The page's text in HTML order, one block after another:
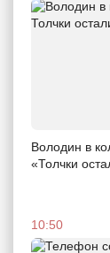
Володин в
«Толчки
10:50